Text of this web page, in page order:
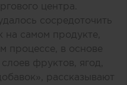
центра.
сосредоточить
на самом продукте,
процессе, в основе
фруктов, ягод,
рассказывают